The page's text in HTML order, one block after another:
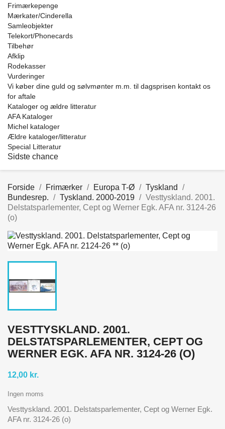
Frimærkepenge
Mærkater/Cinderella
Samleobjekter
Telekort/Phonecards
Tilbehør
Afklip
Rodekasser
Vurderinger
Vi køber dine guld og sølvmønter m.m. til dagsprisen kontakt os
for aftale
Kataloger og ældre litteratur
AFA Kataloger
Michel kataloger
Ældre kataloger/litteratur
Special Litteratur
Sidste chance
Forside Frimærker Europa T-Ø
Tyskland
Bundesrep.
Tyskland. 2000-2019
Vesttyskland. 2001.
Delstatsparlementer, Cept og Werner Egk. AFA nr. 3124-26
(o)
VESTTYSKLAND. 2001.
DELSTATSPARLEMENTER, CEPT OG
WERNER EGK. AFA NR. 3124-26 (O)
12,00 kr.
Ingen moms
Vesttyskland. 2001. Delstatsparlementer, Cept og Werner Egk.
AFA nr. 3124-26 (o)